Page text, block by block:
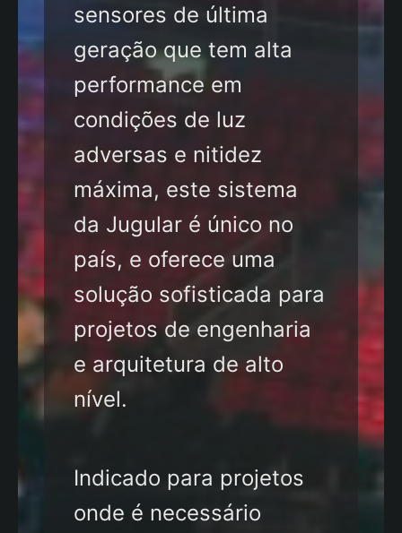
sensores de última
geração que tem alta
performance em
condições de luz
adversas e nitidez
máxima, este sistema
da Jugular é único no
país, e oferece uma
solução sofisticada para
projetos de engenharia
e arquitetura de alto
nível.
Indicado para projetos
onde é necessário